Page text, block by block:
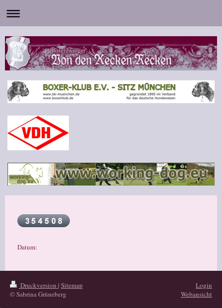
Datum:
Druckversion | Sitemap
© Sabrina Grüneberg
Login
Webansicht